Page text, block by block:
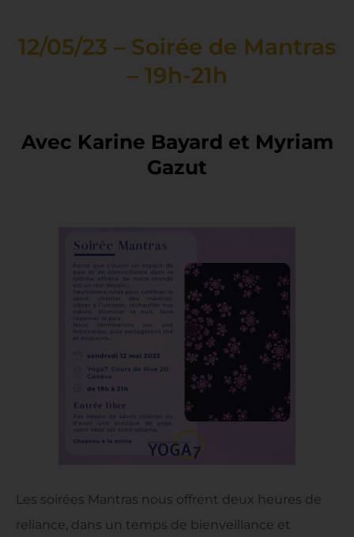
12/05/23 – Soirée de Mantras
– 19h-21h
Avec Karine Bayard et Myriam
Gazut
Les soirées Mantras nous offrent deux heures de
reliance, dans un temps de bienveillance et